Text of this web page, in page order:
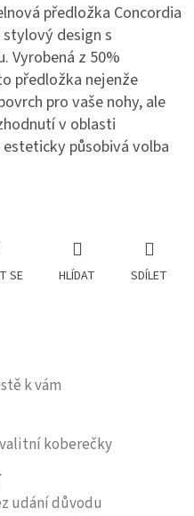
předložka Concordia
design s
Vyrobená z 50%
předložka nejenže
pro vaše nohy, ale
v oblasti
působivá volba
SE HLÍDAT SDÍLET
k vám
koberečky
udání důvodu